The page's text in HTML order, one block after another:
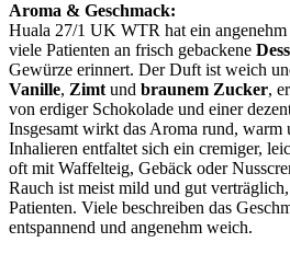
Aroma & Geschmack:
Huala 27/1 UK WTR hat ein angenehm
viele Patienten an frisch gebackene
Gewürze erinnert. Der Duft ist weich
Vanille, Zimtund braunem Zucker,
von erdiger Schokolade und einer
Insgesamt wirkt das Aroma rund, warm
Inhalieren entfaltet sich ein cremiger,
oft mit Waffelteig, Gebäck oder
Rauch ist meist mild und gut
Patienten. Viele beschreiben das
entspannend und angenehm weich.